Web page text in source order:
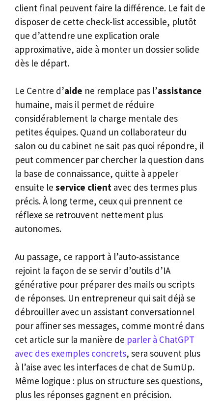
client final peuvent faire la différence. Le fait de
disposer de cette check-list accessible, plutôt
que d’attendre une explication orale
approximative, aide à monter un dossier solide
dès le départ.
Le Centre d’aide ne remplace pas l’assistance
humaine, mais il permet de réduire
considérablement la charge mentale des
petites équipes. Quand un collaborateur du
salon ou du cabinet ne sait pas quoi répondre, il
peut commencer par chercher la question dans
la base de connaissance, quitte à appeler
ensuite le service client avec des termes plus
précis. À long terme, ceux qui prennent ce
réflexe se retrouvent nettement plus
autonomes.
Au passage, ce rapport à l’auto-assistance
rejoint la façon de se servir d’outils d’IA
générative pour préparer des mails ou scripts
de réponses. Un entrepreneur qui sait déjà se
débrouiller avec un assistant conversationnel
pour affiner ses messages, comme montré dans
cet article sur la manière de parler à ChatGPT
avec des exemples concrets, sera souvent plus
à l’aise avec les interfaces de chat de SumUp.
Même logique : plus on structure ses questions,
plus les réponses gagnent en précision.